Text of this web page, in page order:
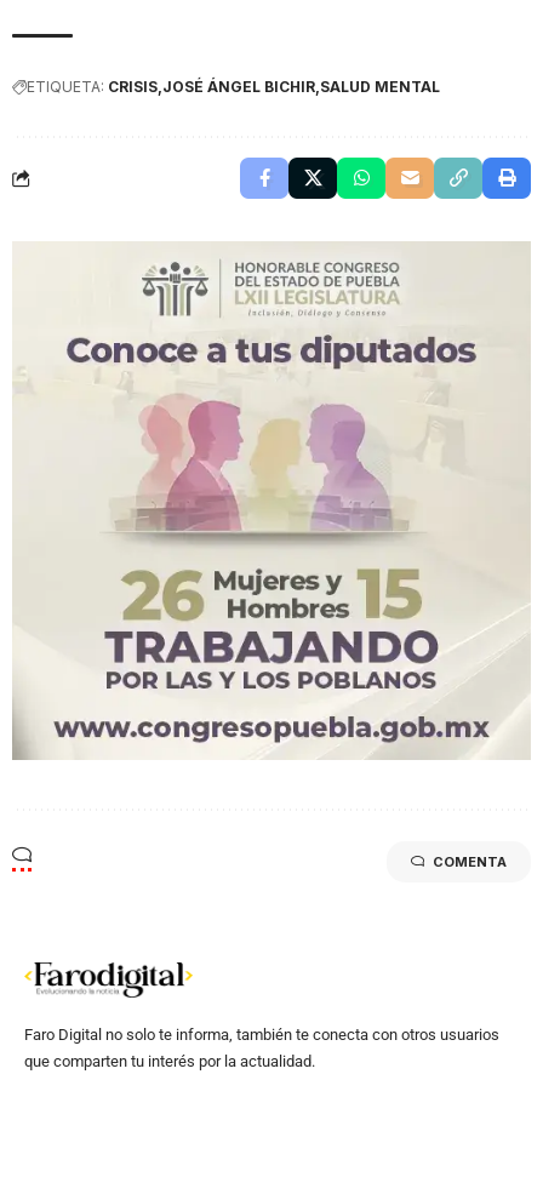
ETIQUETA: CRISIS JOSÉ ÁNGEL BICHIR SALUD MENTAL
COMENTA
Faro Digital no solo te informa, también te conecta con otros usuarios
que comparten tu interés por la actualidad.